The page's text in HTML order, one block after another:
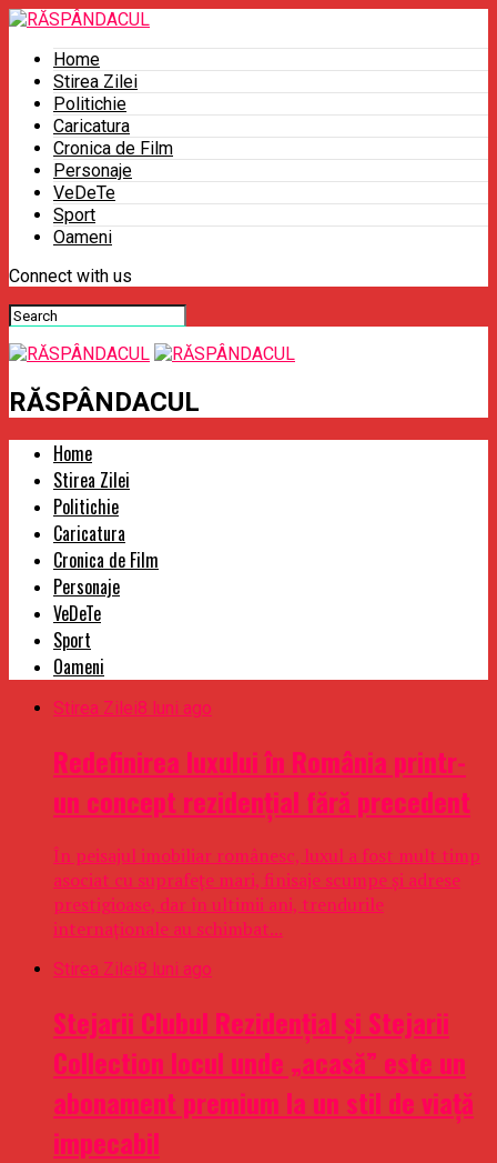
Home
Stirea Zilei
Politichie
Caricatura
Cronica de Film
Personaje
VeDeTe
Sport
Oameni
Connect with us
RĂSPÂNDACUL
Home
Stirea Zilei
Politichie
Caricatura
Cronica de Film
Personaje
VeDeTe
Sport
Oameni
Stirea Zilei8 luni ago
Redefinirea luxului în România printr-
un concept rezidențial fără precedent
În peisajul imobiliar românesc, luxul a fost mult timp
asociat cu suprafețe mari, finisaje scumpe și adrese
prestigioase, dar în ultimii ani, trendurile
internaționale au schimbat...
Stirea Zilei8 luni ago
Stejarii Clubul Rezidențial și Stejarii
Collection locul unde „acasă” este un
abonament premium la un stil de viață
impecabil